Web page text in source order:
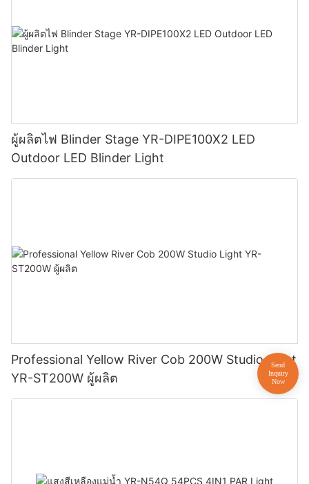
ผู้ผลิตไฟ Blinder Stage YR-DIPE100X2 LED
Outdoor LED Blinder Light
Professional Yellow River Cob 200W Studio Light
YR-ST200W ผู้ผลิต